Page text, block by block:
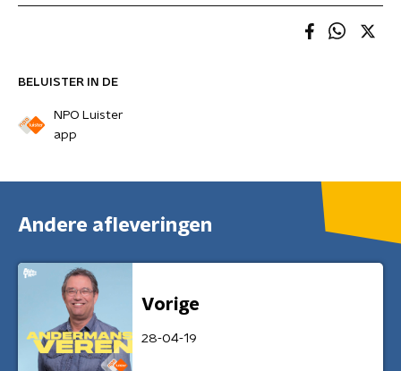
BELUISTER IN DE
NPO Luister
app
Andere afleveringen
Vorige
28-04-19